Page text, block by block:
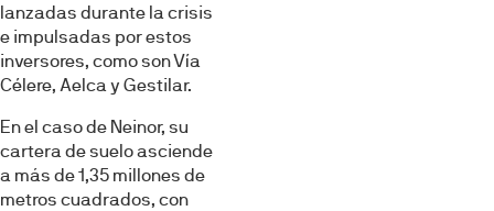
lanzadas durante la crisis
e impulsadas por estos
in­versores, como son Vía
Célere, Aelca y Gestilar.
En el caso de Neinor, su
cartera de suelo asciende
a más de 1,35 millones de
metros cuadrados, con